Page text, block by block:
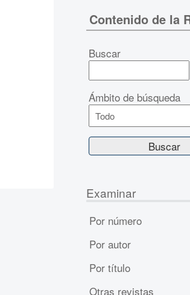
Contenido de la
Buscar
Ámbito de búsqueda
Examinar
Por número
Por autor
Por título
Otras revistas